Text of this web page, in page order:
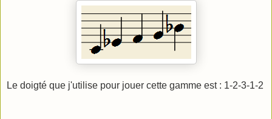
Le doigté que j'utilise pour jouer cette gamme est : 1-2-3-1-2